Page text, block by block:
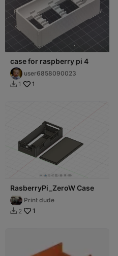
case for raspberry pi 4
user6858090023
 1 1
RasberryPi_ZeroW Case
Print dude
 2 1